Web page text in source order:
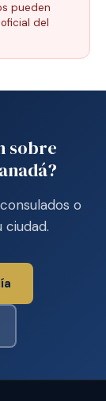
pueden
del
sobre
o